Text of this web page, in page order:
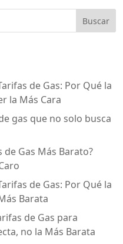
Buscar
de Gas: Por Qué la
la Más Cara
gas que no solo busca
Gas Más Barato?
de Gas: Por Qué la
Barata
de Gas para
no la Más Barata